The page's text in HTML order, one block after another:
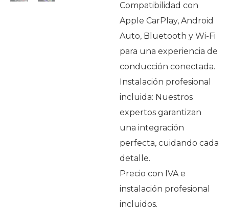
Compatibilidad con
Apple CarPlay, Android
Auto, Bluetooth y Wi-Fi
para una experiencia de
conducción conectada.
Instalación profesional
incluida: Nuestros
expertos garantizan
una integración
perfecta, cuidando cada
detalle.
Precio con IVA e
instalación profesional
incluidos.